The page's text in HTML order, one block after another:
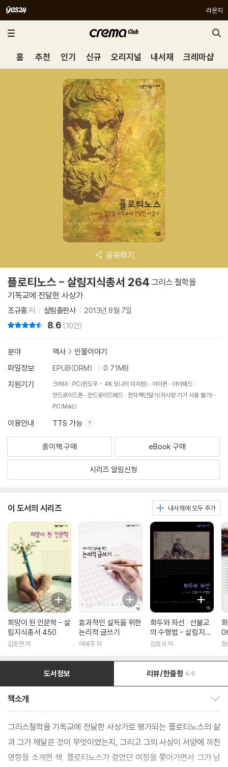
라운지
홈 추천 인기 신규 오리지널 내서재 크레마샵
공유하기
플로티노스 - 살림지식총서 264 그리스 철학을
기독교에 전달한 사상가
조규홍저 살림출판사 2013년 8월 7일
8.6 (10건)
분야 역사> 인물이야기
파일정보
EPUB(DRM)
0.71MB
지원기기
크레마 PC(윈도우 - 4K 모니터 미지원) 아이폰
아이패드
안드로이드폰
안드로이드패드
전자책단말기(저사양 기기 사용 불가)
PC(Mac)
이용안내 TTS 가능
종이책 구매 eBook 구매
시리즈 알림신청
이 도서의 시리즈 내서재에 모두 추가
희망이 된 인문학 - 살
림지식총서 450
김호연 저
효과적인 설득을 위한
논리적 글쓰기
여세주 저
화두와 좌선 : 선불교
의 수행법 - 살림지식
총서 316
김호귀 저
도서정보 리뷰/한줄평 4/6
책소개
그리스철학을 기독교에 전달한 사상가로 평가되는 플로티노스의 삶
과 그가 깨달은 것이 무엇이었는지, 그리고 그의 사상이 서양에 끼친
영향을 소개한 책. 플로티노스가 걸었던 여정을 쫓아가면서 그가 남